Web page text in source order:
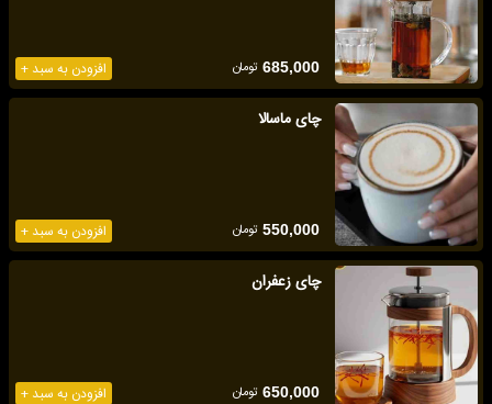
افزودن به سبد + 685,000 تومان
چای ماسالا
افزودن به سبد + 550,000 تومان
چای زعفران
افزودن به سبد + 650,000 تومان